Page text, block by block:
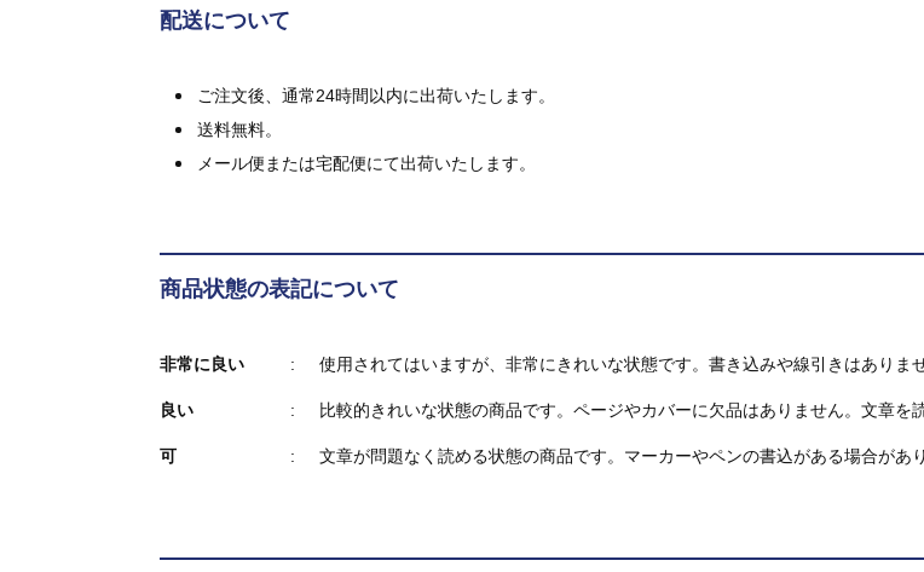
配送について
ご注文後、通常24時間以内に出荷いたします。
送料無料。
メール便または宅配便にて出荷いたします。
商品状態の表記について
非常に良い 使用されてはいますが、非常にきれいな状態です。書き込みや線引きはありませ
良い 比較的きれいな状態の商品です。ページやカバーに欠品はありません。文章を
可 文章が問題なく読める状態の商品です。マーカーやペンの書込がある場合があ